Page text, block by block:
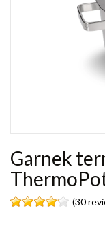
Garnek
(30